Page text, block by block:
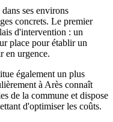
dans ses environs
concrets. Le premier
d'intervention : un
place pour établir un
en urgence.
également un plus
à Arès connaît
de la commune et dispose
d'optimiser les coûts.